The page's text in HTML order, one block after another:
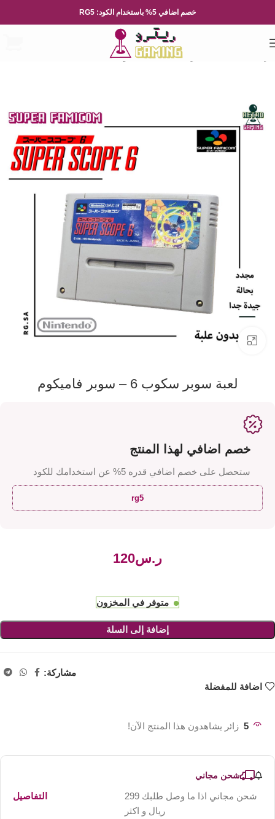
خصم اضافي 5% باستخدام الكود: RG5
Nintendo نينتيندو العائلة
لعبة سوبر سكوب 6 – سوبر فاميكوم
خصم اضافي لهذا المنتج
ستحصل على خصم اضافي قدره 5% عن استخدامك للكود
rg5
ر.س
متوفر في المخزون
إضافة إلى السلة
مشاركة:
اضافة للمفضلة
5 زائر يشاهدون هذا المنتج الآن!
شحن مجاني
شحن مجاني اذا ما وصل طلبك 299
ريال و اكثر
التفاصيل
اضفط لتكبير الصورة